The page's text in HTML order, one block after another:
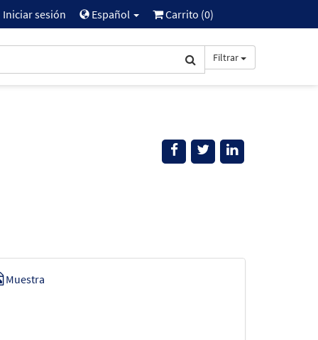
Iniciar sesión Español Carrito (0)
Filtrar
Muestra